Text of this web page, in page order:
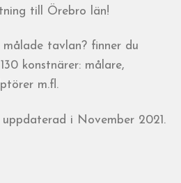
till Örebro län!
målade tavlan? finner du
konstnärer: målare,
m.fl.
i November 2021.